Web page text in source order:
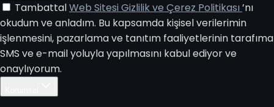
TambattalWeb Sitesi Gizlilik ve Çerez Politikası’nı
okudum ve anladım. Bu kapsamda kişisel verilerimin
işlenmesini, pazarlama ve tanıtım faaliyetlerinin tarafıma
SMS ve e-mail yoluyla yapılmasını kabul ediyor ve
onaylıyorum.